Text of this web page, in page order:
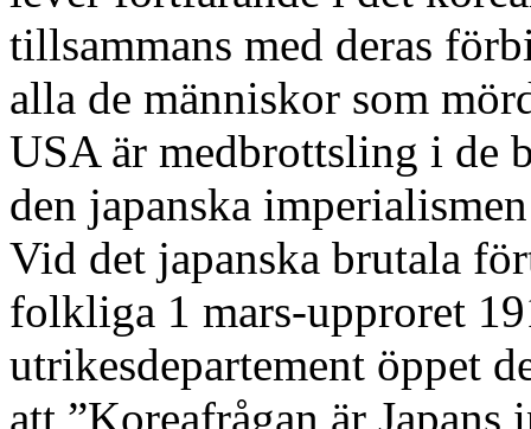
tillsammans med deras
alla de människor som
USA är medbrottsling i de
den japanska
Vid det japanska brutala
folkliga 1 mars-upproret
utrikesdepartement öppet
att ”Koreafrågan är Japans